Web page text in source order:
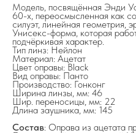
Модель, посвящённая Энди
60-х, переосмысленная как
силуэт, линейная геометрия,
Унисекс-форма, которая
подчёркивая характер.
Тип линз: Нейлон
Материал: Ацетат
Цвет оправы: Black
Вид оправы: Панто
Производство: Гонконг
Ширина линзы, мм: 46
Шир. переносицы, мм: 22
Длина заушника, мм: 145
Состав: Оправа из ацетата
на главную
info@frwl.store
+7 919 690-30-30